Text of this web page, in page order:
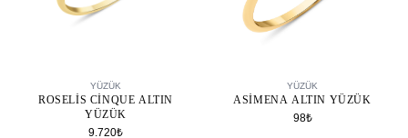
YÜZÜK
ROSELIS CINQUE ALTIN
YÜZÜK
9.720₺
YÜZÜK
ASIMENA ALTIN YÜZÜK
98₺